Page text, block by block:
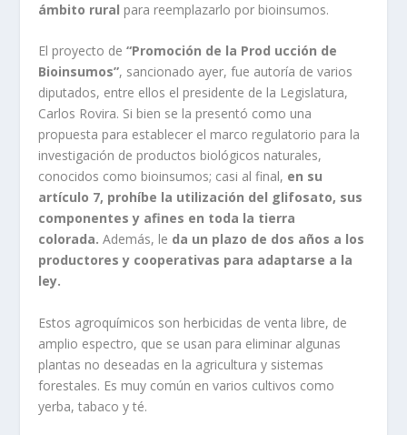
ámbito rural para reemplazarlo por bioinsumos.
El proyecto de “Promoción de la Prod ucción de
Bioinsumos”, sancionado ayer, fue autoría de varios
diputados, entre ellos el presidente de la Legislatura,
Carlos Rovira. Si bien se la presentó como una
propuesta para establecer el marco regulatorio para la
investigación de productos biológicos naturales,
conocidos como bioinsumos; casi al final, en su
artículo 7, prohíbe la utilización del glifosato, sus
componentes y afines en toda la tierra
colorada. Además, le da un plazo de dos años a los
productores y cooperativas para adaptarse a la
ley.
Estos agroquímicos son herbicidas de venta libre, de
amplio espectro, que se usan para eliminar algunas
plantas no deseadas en la agricultura y sistemas
forestales. Es muy común en varios cultivos como
yerba, tabaco y té.